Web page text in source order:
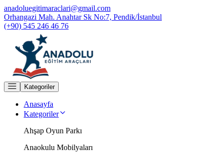
anadoluegitimaraclari@gmail.com
Orhangazi Mah. Anahtar Sk No:7, Pendik/İstanbul
(+90) 545 246 46 76
Kategoriler
Anasayfa
Kategoriler
Ahşap Oyun Parkı
Anaokulu Mobilyaları